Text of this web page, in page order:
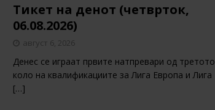
Тикет на денот (четврток,
06.08.2026)
август 6, 2026
Денес се играат првите натпревари од третото
коло на квалификациите за Лига Европа и Лига
[…]